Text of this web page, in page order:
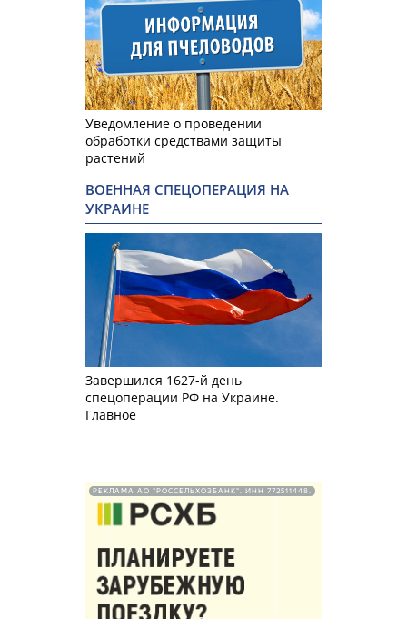
Уведомление о проведении
обработки средствами защиты
растений
ВОЕННАЯ СПЕЦОПЕРАЦИЯ НА
УКРАИНЕ
Завершился 1627-й день
спецоперации РФ на Украине.
Главное
РЕКЛАМА АО "РОССЕЛЬХОЗБАНК". ИНН 772511448.